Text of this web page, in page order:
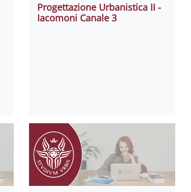
Progettazione Urbanistica II -
Iacomoni Canale 3